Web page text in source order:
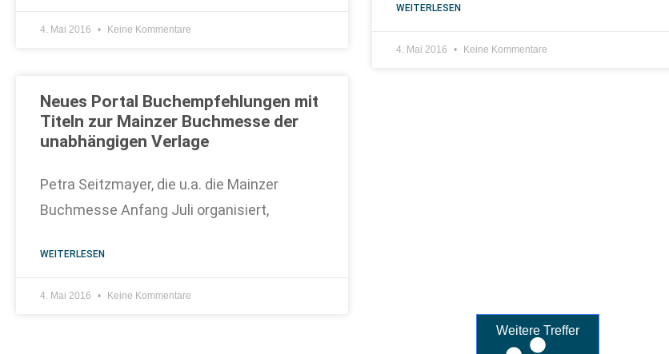
4. Mai 2016 Keine Kommentare
WEITERLESEN
4. Mai 2016 Keine Kommentare
Neues Portal Buchempfehlungen mit
Titeln zur Mainzer Buchmesse der
unabhängigen Verlage
Petra Seitzmayer, die u.a. die Mainzer
Buchmesse Anfang Juli organisiert,
WEITERLESEN
4. Mai 2016 Keine Kommentare
Weitere Treffer